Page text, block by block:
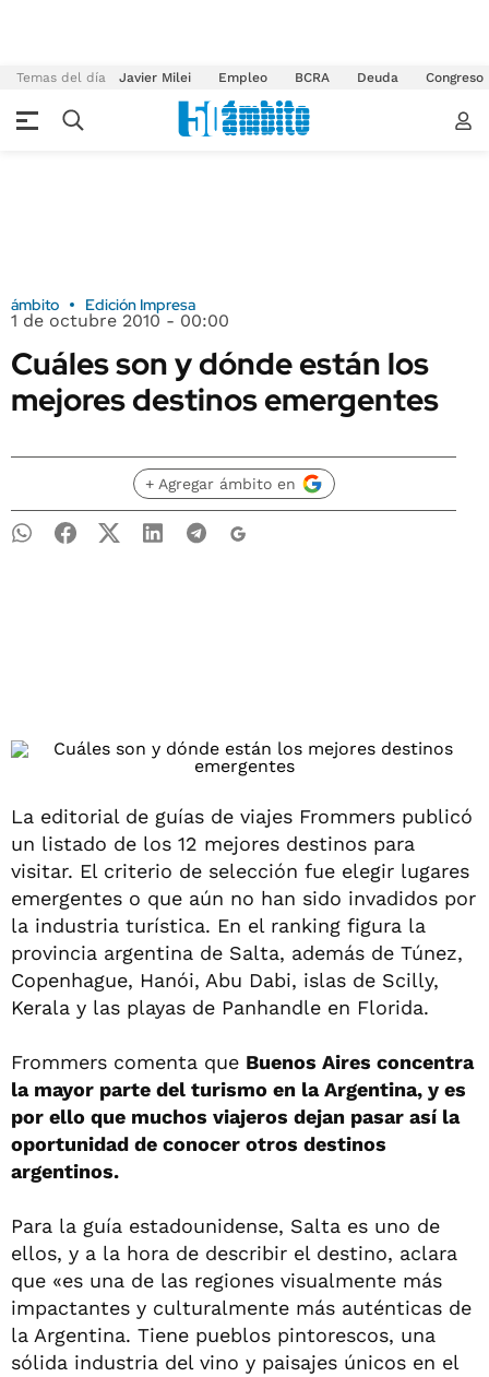
Temas del día Javier Milei Empleo BCRA Deuda Congreso
ámbito Edición Impresa
1 de octubre 2010 - 00:00
Cuáles son y dónde están los
mejores destinos emergentes
+ Agregar ámbito en
La editorial de guías de viajes Frommers publicó
un listado de los 12 mejores destinos para
visitar. El criterio de selección fue elegir lugares
emergentes o que aún no han sido invadidos por
la industria turística. En el ranking figura la
provincia argentina de Salta, además de Túnez,
Copenhague, Hanói, Abu Dabi, islas de Scilly,
Kerala y las playas de Panhandle en Florida.
Frommers comenta que Buenos Aires concentra
la mayor parte del turismo en la Argentina, y es
por ello que muchos viajeros dejan pasar así la
oportunidad de conocer otros destinos
argentinos.
Para la guía estadounidense, Salta es uno de
ellos, y a la hora de describir el destino, aclara
que «es una de las regiones visualmente más
impactantes y culturalmente más auténticas de
la Argentina. Tiene pueblos pintorescos, una
sólida industria del vino y paisajes únicos en el